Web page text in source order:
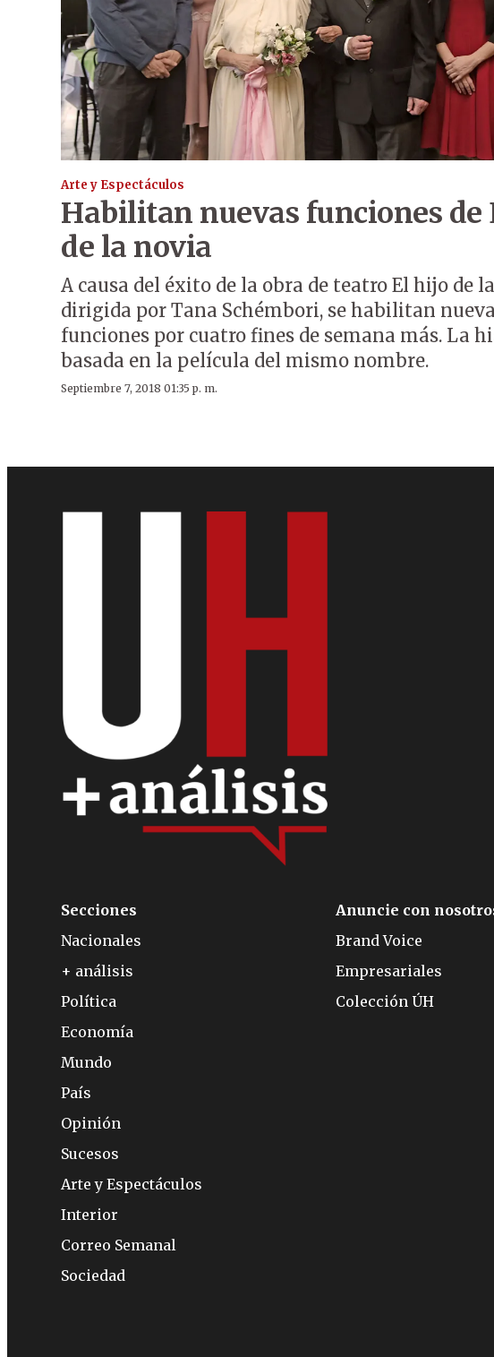
Arte y Espectáculos
Habilitan nuevas funciones de
de la novia
A causa del éxito de la obra de teatro El hijo de
dirigida por Tana Schémbori, se habilitan
funciones por cuatro fines de semana más. La
basada en la película del mismo nombre.
Septiembre 7, 2018 01:35 p. m.
Secciones
Nacionales
+ análisis
Política
Economía
Mundo
País
Opinión
Sucesos
Arte y Espectáculos
Interior
Correo Semanal
Sociedad
Anuncie con
Brand Voice
Empresariales
Colección ÚH